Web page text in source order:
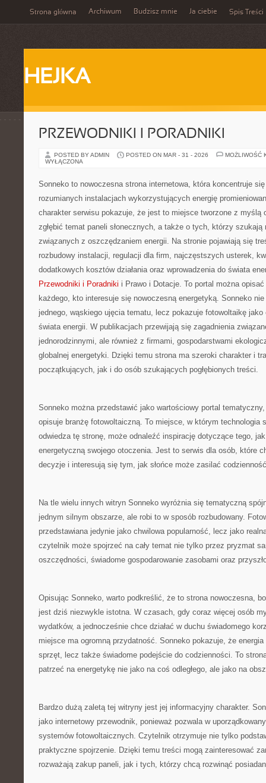
Strona główna Archiwum Budzisz mnie Ja ciebie Spis Treści
HEJKA
PRZEWODNIKI I PORADNIKI
POSTED BY ADMIN POSTED ON MAR - 31 - 2026
MOŻLIWOŚĆ
WYŁĄCZONA
Sonneko to nowoczesna strona internetowa, która koncentruje
rozumianych instalacjach wykorzystujących energię
charakter serwisu pokazuje, że jest to miejsce tworzone z myślą
zgłębić temat paneli słonecznych, a także o tych, którzy
związanych z oszczędzaniem energii. Na stronie pojawiają się
rozbudowy instalacji, regulacji dla firm, najczęstszych usterek,
dodatkowych kosztów działania oraz wprowadzenia do świata
Przewodniki i Poradniki i Prawo i Dotacje. To portal można
każdego, kto interesuje się nowoczesną energetyką. Sonneko
jednego, wąskiego ujęcia tematu, lecz pokazuje fotowoltaikę
świata energii. W publikacjach przewijają się zagadnienia
jednorodzinnymi, ale również z firmami, gospodarstwami
globalnej energetyki. Dzięki temu strona ma szeroki charakter i
początkujących, jak i do osób szukających pogłębionych treści.
Sonneko można przedstawić jako wartościowy portal
opisuje branżę fotowoltaiczną. To miejsce, w którym technologia
odwiedza tę stronę, może odnaleźć inspirację dotyczące tego,
energetyczną swojego otoczenia. Jest to serwis dla osób, które
decyzje i interesują się tym, jak słońce może zasilać
Na tle wielu innych witryn Sonneko wyróżnia się tematyczną
jednym silnym obszarze, ale robi to w sposób rozbudowany.
przedstawiana jedynie jako chwilowa popularność, lecz jako
czytelnik może spojrzeć na cały temat nie tylko przez pryzmat
oszczędności, świadome gospodarowanie zasobami oraz
Opisując Sonneko, warto podkreślić, że to strona nowoczesna,
jest dziś niezwykle istotna. W czasach, gdy coraz więcej osób
wydatków, a jednocześnie chce działać w duchu świadomego
miejsce ma ogromną przydatność. Sonneko pokazuje, że energia
sprzęt, lecz także świadome podejście do codzienności. To
patrzeć na energetykę nie jako na coś odległego, ale jako na
Bardzo dużą zaletą tej witryny jest jej informacyjny charakter.
jako internetowy przewodnik, ponieważ pozwala w
systemów fotowoltaicznych. Czytelnik otrzymuje nie tylko
praktyczne spojrzenie. Dzięki temu treści mogą zainteresować
rozważają zakup paneli, jak i tych, którzy chcą rozwinąć